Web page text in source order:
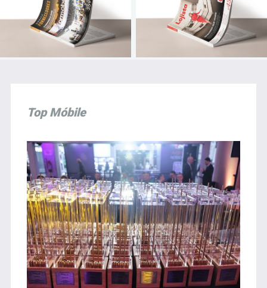
Top Móbile